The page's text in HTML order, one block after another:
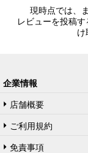
現時点では、
レビューを投稿
け
企業情報
店舗概要
ご利用規約
免責事項